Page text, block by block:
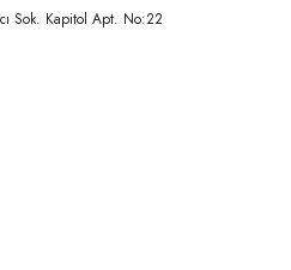
Sok. Kapitol Apt. No:22